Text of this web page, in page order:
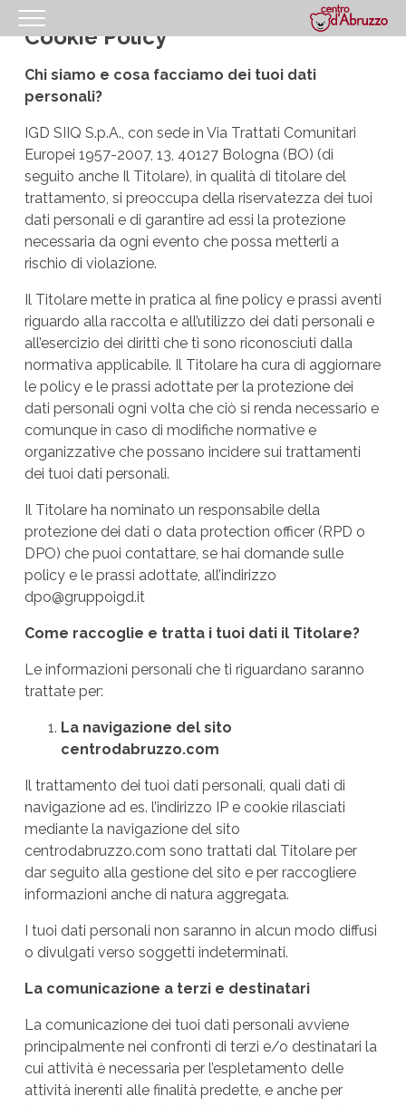
IL CENTRO
I NOSTRI ORARI
COME RAGGIUNGERCI
PROMOZIONI
NEGOZI
GIFT CARD
EVENTI
I NOSTRI SERVIZI
IL TUO BUSINESS AL CENTRO
CONTATTI
Cookie Policy
Chi siamo e cosa facciamo dei tuoi dati
personali?
IGD SIIQ S.p.A., con sede in Via Trattati Comunitari
Europei 1957-2007, 13, 40127 Bologna (BO) (di
seguito anche Il Titolare), in qualità di titolare del
trattamento, si preoccupa della riservatezza dei tuoi
dati personali e di garantire ad essi la protezione
necessaria da ogni evento che possa metterli a
rischio di violazione.
Il Titolare mette in pratica al fine policy e prassi aventi
riguardo alla raccolta e all’utilizzo dei dati personali e
all’esercizio dei diritti che ti sono riconosciuti dalla
normativa applicabile. Il Titolare ha cura di aggiornare
le policy e le prassi adottate per la protezione dei
dati personali ogni volta che ciò si renda necessario e
comunque in caso di modifiche normative e
organizzative che possano incidere sui trattamenti
dei tuoi dati personali.
Il Titolare ha nominato un responsabile della
protezione dei dati o data protection officer (RPD o
DPO) che puoi contattare, se hai domande sulle
policy e le prassi adottate, all’indirizzo
dpo@gruppoigd.it
Come raccoglie e tratta i tuoi dati il Titolare?
Le informazioni personali che ti riguardano saranno
trattate per:
La navigazione del sito
centrodabruzzo.com
Il trattamento dei tuoi dati personali, quali dati di
navigazione ad es. l’indirizzo IP e cookie rilasciati
mediante la navigazione del sito
centrodabruzzo.com sono trattati dal Titolare per
dar seguito alla gestione del sito e per raccogliere
informazioni anche di natura aggregata.
I tuoi dati personali non saranno in alcun modo diffusi
o divulgati verso soggetti indeterminati.
La comunicazione a terzi e destinatari
La comunicazione dei tuoi dati personali avviene
principalmente nei confronti di terzi e/o destinatari la
cui attività è necessaria per l’espletamento delle
attività inerenti alle finalità predette, e anche per